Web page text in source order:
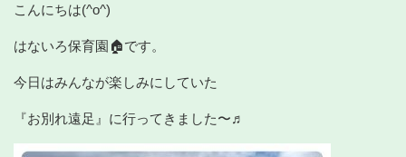
こんにちは(^o^)
はないろ保育園🏠です。
今日はみんなが楽しみにしていた
『お別れ遠足』に行ってきました〜♬